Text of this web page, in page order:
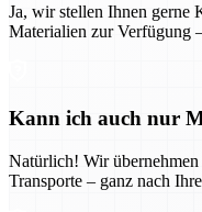
Ja, wir stellen Ihnen gerne
Materialien zur Verfügung
Kann ich auch nur
Natürlich! Wir
Transporte – ganz nach